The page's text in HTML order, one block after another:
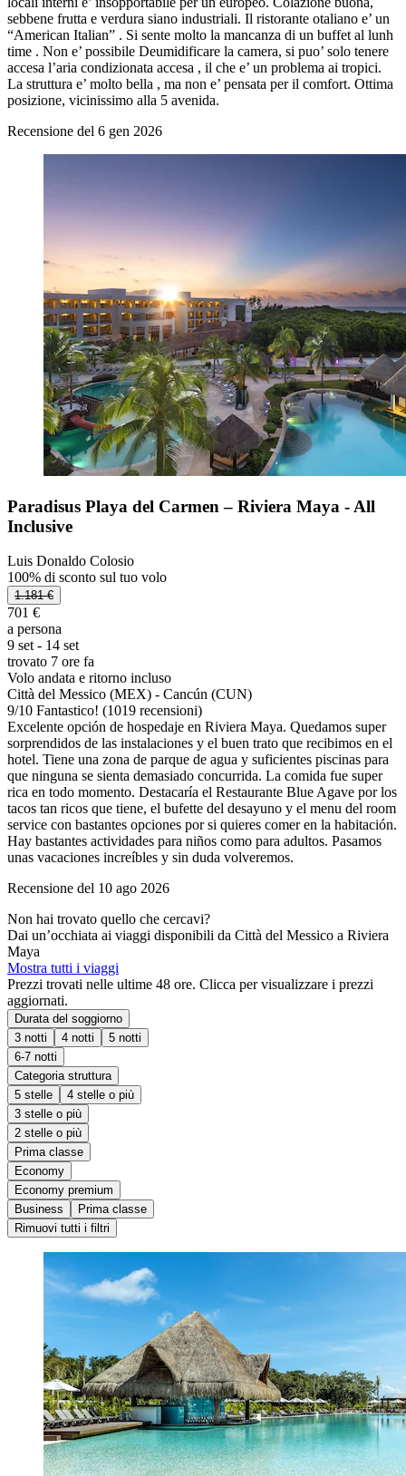
sebbene frutta e verdura siano industriali. Il ristorante otaliano e’ un
“American Italian” . Si sente molto la mancanza di un buffet al lunh
time . Non e’ possibile Deumidificare la camera, si puo’ solo tenere
accesa l’aria condizionata accesa , il che e’ un problema ai tropici.
La struttura e’ molto bella , ma non e’ pensata per il comfort. Ottima
posizione, vicinissimo alla 5 avenida.
Recensione del 6 gen 2026
Paradisus Playa del Carmen – Riviera Maya - All
Inclusive
Luis Donaldo Colosio
100% di sconto sul tuo volo
1.181 €
701 €
a persona
9 set - 14 set
trovato 7 ore fa
Volo andata e ritorno incluso
Città del Messico (MEX) - Cancún (CUN)
9/10 Fantastico! (1019 recensioni)
Excelente opción de hospedaje en Riviera Maya. Quedamos super
sorprendidos de las instalaciones y el buen trato que recibimos en el
hotel. Tiene una zona de parque de agua y suficientes piscinas para
que ninguna se sienta demasiado concurrida. La comida fue super
rica en todo momento. Destacaría el Restaurante Blue Agave por los
tacos tan ricos que tiene, el bufette del desayuno y el menu del room
service con bastantes opciones por si quieres comer en la habitación.
Hay bastantes actividades para niños como para adultos. Pasamos
unas vacaciones increíbles y sin duda volveremos.
Recensione del 10 ago 2026
Non hai trovato quello che cercavi?
Dai un’occhiata ai viaggi disponibili da Città del Messico a Riviera
Maya
Mostra tutti i viaggi
Prezzi trovati nelle ultime 48 ore. Clicca per visualizzare i prezzi
aggiornati.
Durata del soggiorno
3 notti
4 notti
5 notti
6-7 notti
Categoria struttura
5 stelle
4 stelle o più
3 stelle o più
2 stelle o più
Prima classe
Economy
Economy premium
Business
Prima classe
Rimuovi tutti i filtri